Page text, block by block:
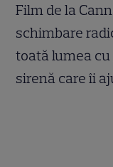
Film de la
schimbare
toată lumea cu
sirenă care îi